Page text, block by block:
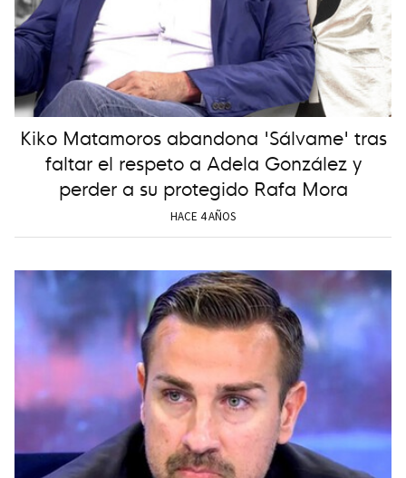
Kiko Matamoros abandona 'Sálvame' tras
faltar el respeto a Adela González y
perder a su protegido Rafa Mora
HACE 4 AÑOS